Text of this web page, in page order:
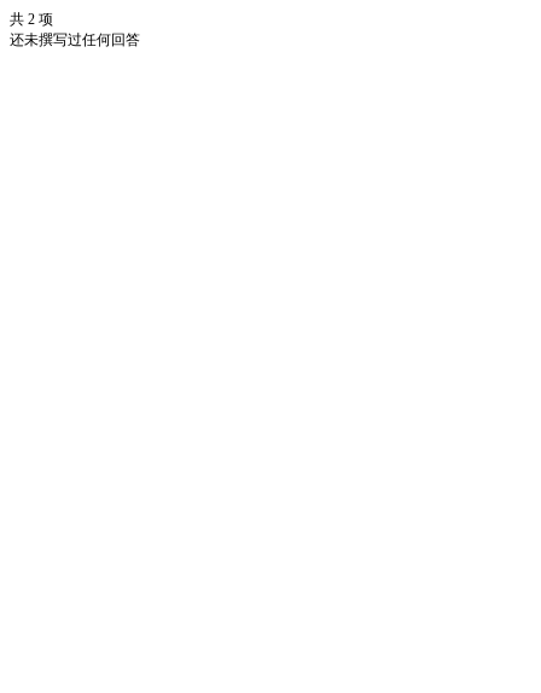
共 2 项
还未撰写过任何回答